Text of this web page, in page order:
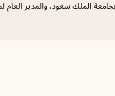
الملك سعود، والمدير العام